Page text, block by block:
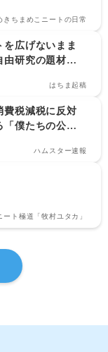
きちまめこニートの日常
を広げないまま
由研究の題材に
はちま起稿
費税減税に反対
「僕たちの公約
ハムスター速報
ート極道「牧村ユタカ」